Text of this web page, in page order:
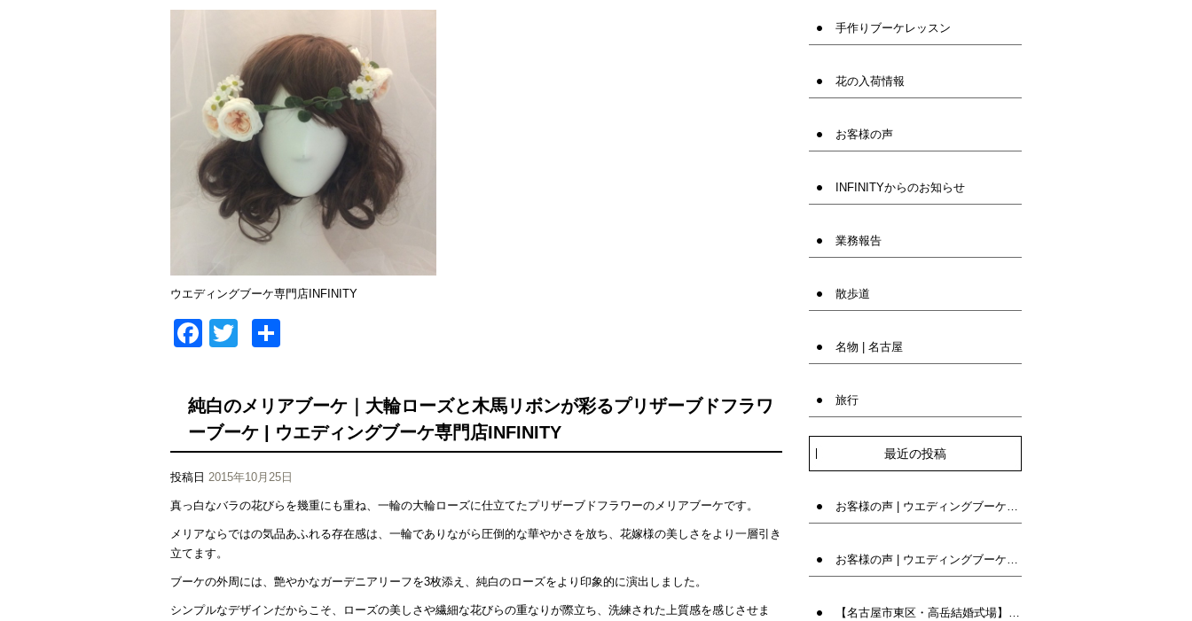
ウエディングブーケ専門店INFINITY
Facebook
Twitter
純白のメリアブーケ｜大輪ローズと木馬リボンが彩るプリザーブドフラワ
ーブーケ | ウエディングブーケ専門店INFINITY
投稿日 2015年10月25日
真っ白なバラの花びらを幾重にも重ね、一輪の大輪ローズに仕立てたプリザーブドフラワーのメリアブーケです。
メリアならではの気品あふれる存在感は、一輪でありながら圧倒的な華やかさを放ち、花嫁様の美しさをより一層引き
立てます。
ブーケの外周には、艶やかなガーデニアリーフを3枚添え、純白のローズをより印象的に演出しました。
シンプルなデザインだからこそ、ローズの美しさや繊細な花びらの重なりが際立ち、洗練された上質感を感じさせま
手作りブーケレッスン
花の入荷情報
お客様の声
INFINITYからのお知らせ
業務報告
散歩道
名物 | 名古屋
旅行
最近の投稿
お客様の声 | ウエディングブーケ専門店INFINITY
お客様の声 | ウエディングブーケ専門店INFINITY
【名古屋市東区・高岳結婚式場】白い八重トルコキキョウとブルースターのラウンドブーケ｜兼用ブーケ | ブーケ名古屋 | ウエディングブーケ専門店INFINITY